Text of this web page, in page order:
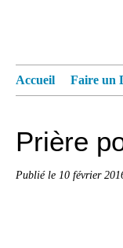
Accueil Faire un
Prière
Publié le 10 février